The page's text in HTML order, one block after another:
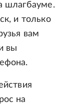
шлагбауме.
и только
вам
вы
на